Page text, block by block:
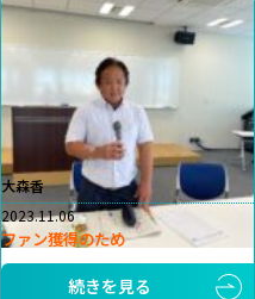
大森香
2023.11.06
ファン獲得のため
続きを見る